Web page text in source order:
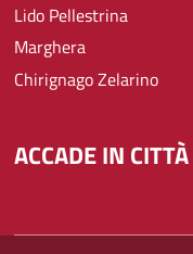
Lido Pellestrina
Marghera
Chirignago Zelarino
ACCADE IN CITTÀ